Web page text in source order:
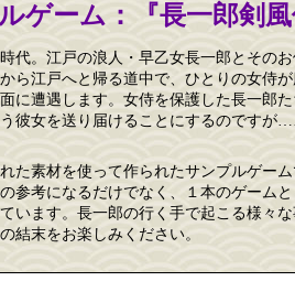
ゲーム：『長一郎剣
代。江戸の浪人・早乙女長一郎とその
ら江戸へと帰る道中で、ひとりの女侍
に遭遇します。女侍を保護した長一郎
彼女を送り届けることにするのですが
た素材を使って作られたサンプルゲー
参考になるだけでなく、１本のゲーム
います。長一郎の行く手で起こる様々
結末をお楽しみください。